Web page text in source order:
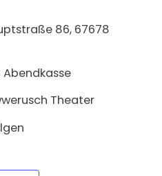
86, 67678
Abendkasse
Theater